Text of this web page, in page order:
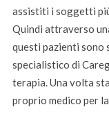
assistiti i soggetti
Quindi attraverso
questi pazienti sono
specialistico di
terapia. Una volta
proprio medico per